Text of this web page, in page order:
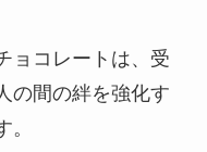
ョコレートは、受
の間の絆を強化す